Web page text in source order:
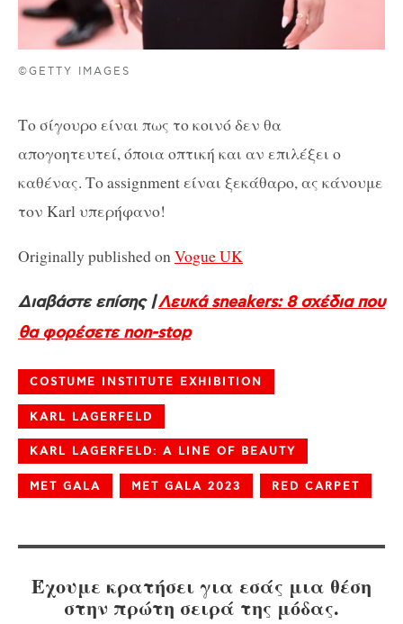
©GETTY IMAGES
Το σίγουρο είναι πως το κοινό δεν θα
απογοητευτεί, όποια οπτική και αν επιλέξει ο
καθένας. Το assignment είναι ξεκάθαρο, ας κάνουμε
τον Karl υπερήφανο!
Originally published onVogue UK
Διαβάστε επίσης |Λευκά sneakers: 8 σχέδια που
θα φορέσετε non-stop
COSTUME INSTITUTE EXHIBITION
KARL LAGERFELD
KARL LAGERFELD: A LINE OF BEAUTY
MET GALA MET GALA 2023 RED CARPET
Έχουμε κρατήσει για εσάς μια θέση
στην πρώτη σειρά της μόδας.